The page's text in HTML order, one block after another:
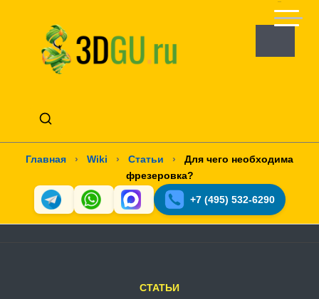
Главная › Wiki › Статьи ›
Для чего необходима
фрезеровка?
+7 (495) 532-6290
СТАТЬИ